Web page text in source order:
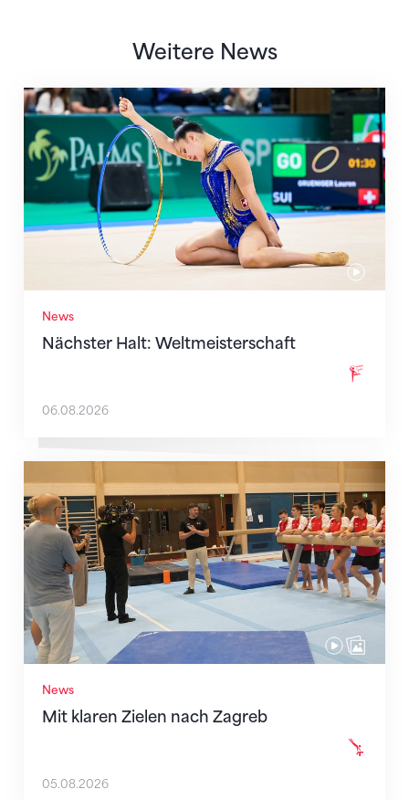
Weitere News
News
Nächster Halt: Weltmeisterschaft
Nächster Halt: Weltmeisterschaft
06.08.2026
News
Mit klaren Zielen nach Zagreb
Mit klaren Zielen nach Zagreb
05.08.2026